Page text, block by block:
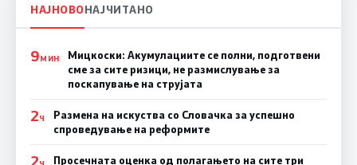
НАЈНОВОНАЈЧИТАНО
9МИН
Мицкоски: Акумулациите се полни, подготвени
сме за сите ризици, не размислување за
поскапување на струјата
2Ч
Размена на искуства со Словачка за успешно
спроведување на реформите
2
Просечната оценка од полагањето на сите три